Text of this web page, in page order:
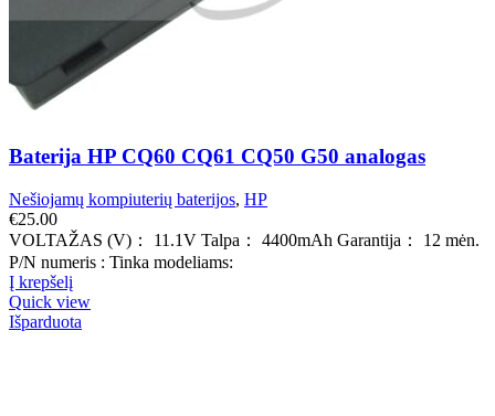
Baterija HP CQ60 CQ61 CQ50 G50 analogas
Nešiojamų kompiuterių baterijos, HP
€25.00
VOLTAŽAS (V)： 11.1V Talpa： 4400mAh Garantija： 12 mėn.
P/N numeris : Tinka modeliams:
Į krepšelį
Quick view
Išparduota